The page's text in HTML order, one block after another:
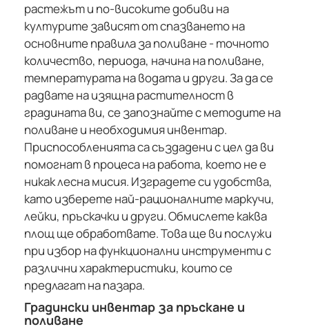
растежът и по-високите добиви на
културите зависят от спазването на
основните правила за поливане - точното
количество, периода, начина на поливане,
температурата на водата и други. За да се
радвате на изящна растителност в
градината ви, се запознайте с методите на
поливане и необходимия инвентар.
Приспособленията са създадени с цел да ви
помогнат в процеса на работа, което не е
никак лесна мисия. Изградете си удобства,
като изберете най-рационалните маркучи,
лейки, пръскачки и други. Обмислете каква
площ ще обработвате. Това ще ви послужи
при избор на функционални инструменти с
различни характеристики, които се
предлагат на пазара.
Градински инвентар за пръскане и
поливане